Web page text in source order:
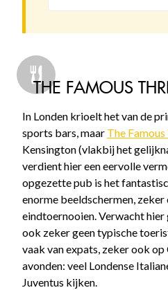
THE FAMOUS
In Londen krioelt het van de
sports bars, maar The
Kensington (vlakbij het
verdient hier een eervolle
opgezette pub is het
enorme beeldschermen,
eindtoernooien. Verwacht hier
ook zeker geen typische
vaak van expats, zeker ook op
avonden: veel Londense
Juventus kijken.